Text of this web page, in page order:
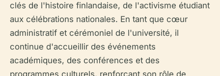
clés de l'histoire finlandaise, de l'activisme étudiant
aux célébrations nationales. En tant que cœur
administratif et cérémoniel de l'université, il
continue d'accueillir des événements
académiques, des conférences et des
programmes culturels, renforçant son rôle de